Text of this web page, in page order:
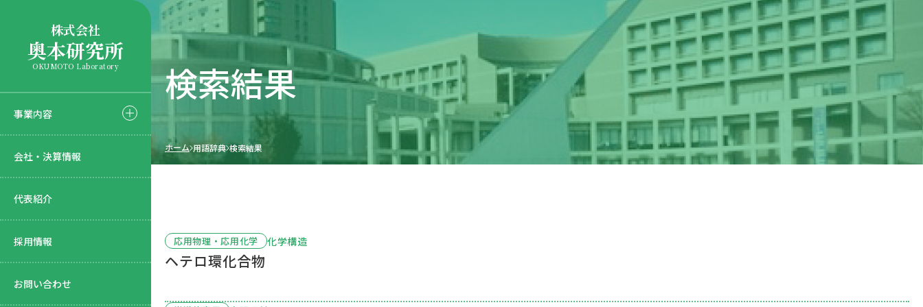
株式会社
奥本研究所
OKUMOTO Laboratory
事業内容
会社・決算情報
代表紹介
採用情報
お問い合わせ
検索結果
ホーム 用語辞典 検索結果
応用物理・応用化学 化学構造
ヘテロ環化合物